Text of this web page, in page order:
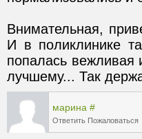
Внимательная,
И в поликлинике
попалась вежливая
лучшему... Так
марина #
Ответить Пожаловаться